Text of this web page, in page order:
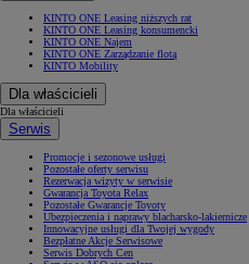
KINTO ONE Leasing niższych rat
KINTO ONE Leasing konsumencki
KINTO ONE Najem
KINTO ONE Zarządzanie flotą
KINTO Mobility
Dla właścicieli
Dla właścicieli
Serwis
Promocje i sezonowe usługi
Pozostałe oferty serwisu
Rezerwacja wizyty w serwisie
Gwarancja Toyota Relax
Pozostałe Gwarancje Toyoty
Ubezpieczenia i naprawy blacharsko-lakiernicze
Innowacyjne usługi dla Twojej wygody
Bezpłatne Akcje Serwisowe
Serwis Dobrych Cen